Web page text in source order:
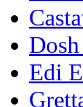
Edi